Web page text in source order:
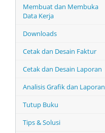
Membuat dan Membuka
Data Kerja
Downloads
Cetak dan Desain Faktur
Cetak dan Desain Laporan
Analisis Grafik dan Laporan
Tutup Buku
Tips & Solusi